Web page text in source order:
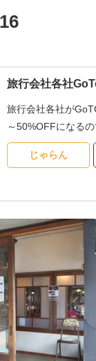
旅行会社各社
旅行会社各社が
～50%OFFになる
じゃらん